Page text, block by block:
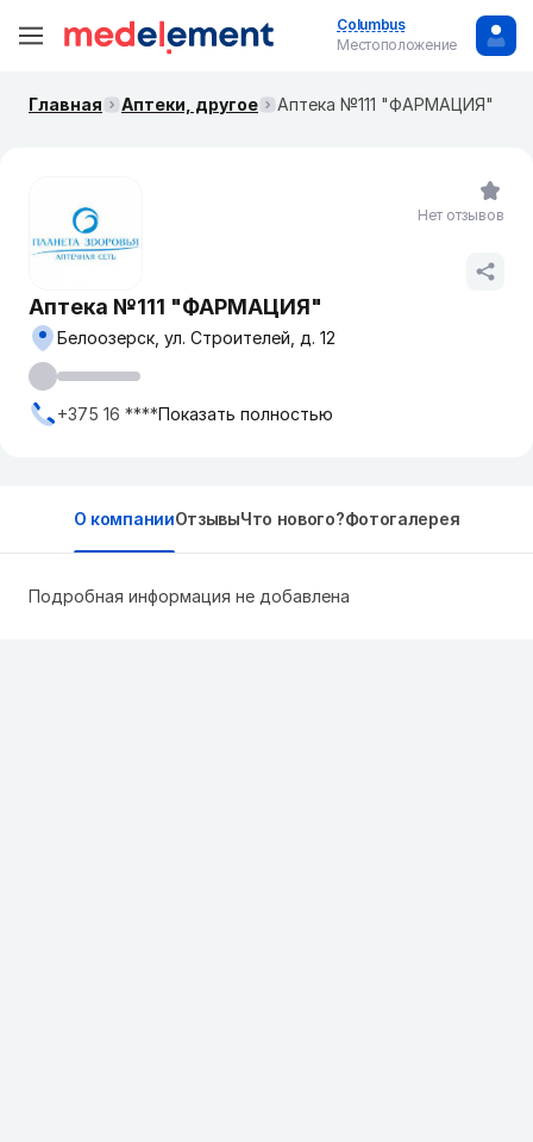
Columbus
Местоположение
Главная Аптеки, другое Аптека №111 "ФАРМАЦИЯ"
Аптека №111 "ФАРМАЦИЯ"
Белоозерск, ул. Строителей, д. 12
+375 16 ****Показать полностью
Нет отзывов
О компанииОтзывыЧто нового?Фотогалерея
Подробная информация не добавлена